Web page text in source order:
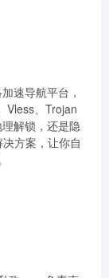
速导航平台，
Vless、Trojan
解锁，还是隐
方案，让你自